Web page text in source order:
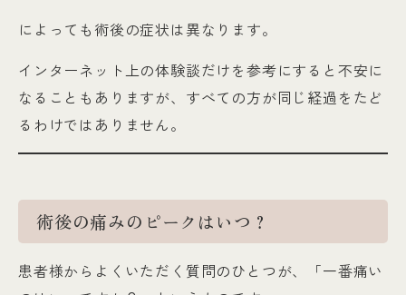
によっても術後の症状は異なります。
インターネット上の体験談だけを参考にすると不安に
なることもありますが、すべての方が同じ経過をたど
るわけではありません。
術後の痛みのピークはいつ？
患者様からよくいただく質問のひとつが、「一番痛い